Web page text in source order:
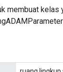
membuat kelas